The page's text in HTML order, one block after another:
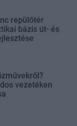
repülőtér
bázis út- és
vezetéken